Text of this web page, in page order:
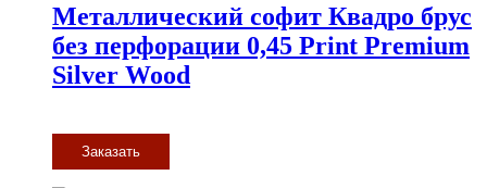
Металлический софит Квадро брус
без перфорации 0,45 Print Premium
Silver Wood
Заказать